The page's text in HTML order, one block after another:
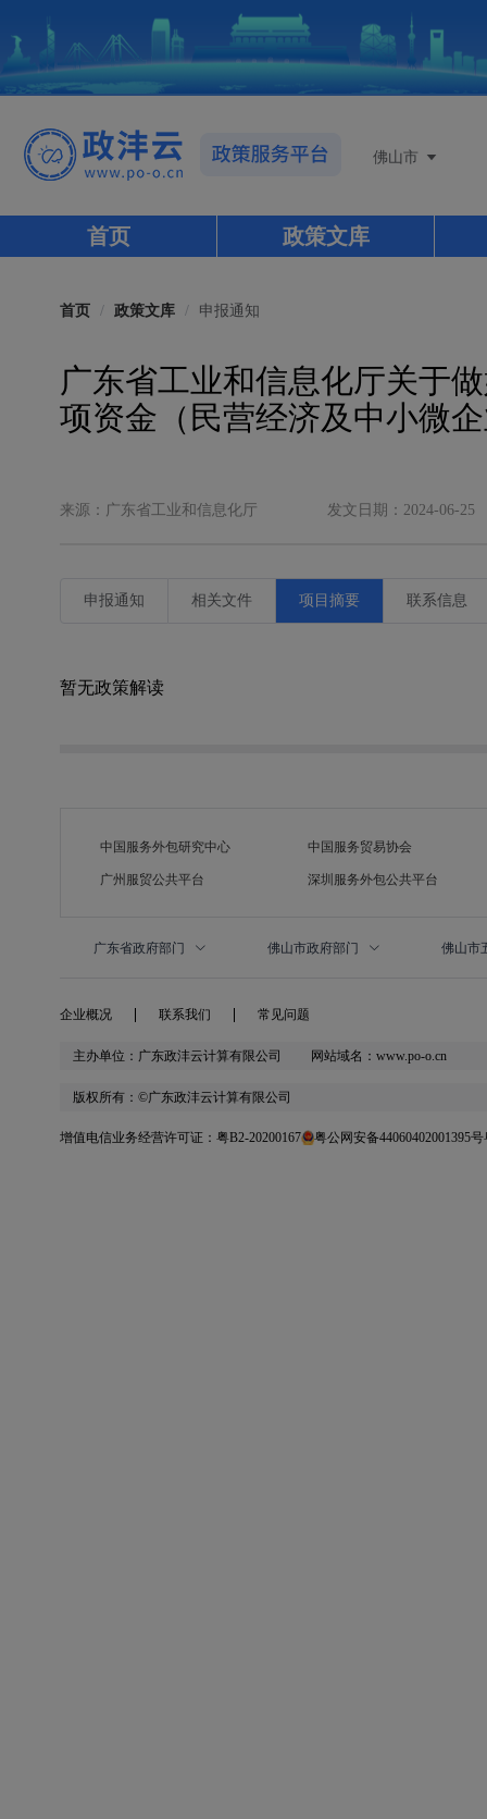
佛山市
首页 政策文库
首页 / 政策文库 / 申报通知
广东省工业和信息化厅关于
项资金（民营经济及中小微
来源：广东省工业和信息化厅 发文日期：2024-06-25
申报通知 相关文件 项目摘要 联系信息
暂无政策解读
中国服务外包研究中心
广州服贸公共平台
中国服务贸易协会
深圳服务外包公共平台
广东省政府部门 佛山市政府部门 佛山市
企业概况 联系我们 常见问题
主办单位：广东政沣云计算有限公司 网站域名：www.po-o.cn
版权所有：©广东政沣云计算有限公司
增值电信业务经营许可证：粤B2-20200167 粤公网安备44060402001395号